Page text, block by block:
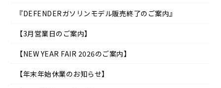
『DEFENDERガソリンモデル販売終了のご案内』
【3月営業日のご案内】
【NEW YEAR FAIR 2026のご案内】
【年末年始休業のお知らせ】